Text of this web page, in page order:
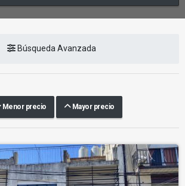
Búsqueda Avanzada
Menor precio Mayor precio